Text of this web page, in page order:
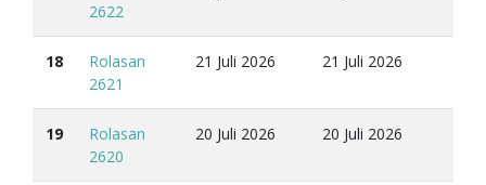
2622
18
Rolasan
2621
21 Juli 2026 21 Juli 2026
19
Rolasan
2620
20 Juli 2026 20 Juli 2026